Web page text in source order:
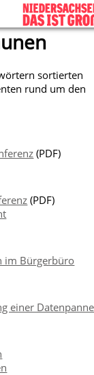
sortierten
rund um den
(PDF)
(PDF)
im Bürgerbüro
einer Datenpanne